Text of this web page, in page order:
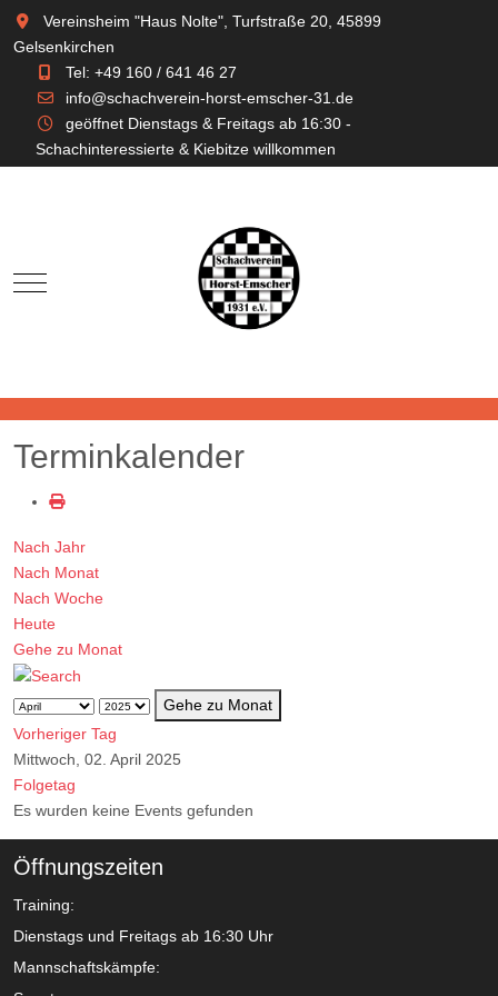
Vereinsheim "Haus Nolte", Turfstraße 20, 45899
Gelsenkirchen
Tel: +49 160 / 641 46 27
info@schachverein-horst-emscher-31.de
geöffnet Dienstags & Freitags ab 16:30 -
Schachinteressierte & Kiebitze willkommen
Mobile Menu Toggle
Terminkalender
Nach Jahr
Nach Monat
Nach Woche
Heute
Gehe zu Monat
Gehe zu Monat
Vorheriger Tag
Mittwoch, 02. April 2025
Folgetag
Es wurden keine Events gefunden
Öffnungszeiten
Training:
Dienstags und Freitags ab 16:30 Uhr
Mannschaftskämpfe: